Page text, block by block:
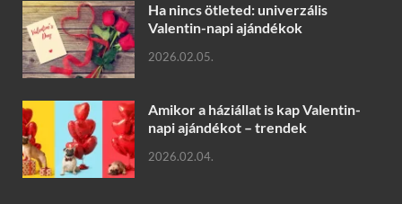
Ha nincs ötleted: univerzális
Valentin-napi ajándékok
2026.02.05.
Amikor a háziállat is kap Valentin-
napi ajándékot – trendek
2026.02.04.